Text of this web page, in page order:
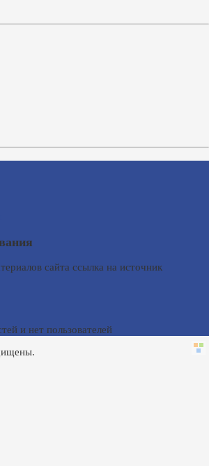
сайта ссылка на источник
и нет пользователей